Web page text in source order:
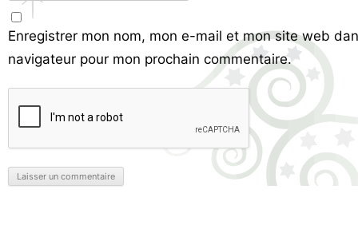
Enregistrer mon nom, mon e-mail et mon site web
navigateur pour mon prochain commentaire.